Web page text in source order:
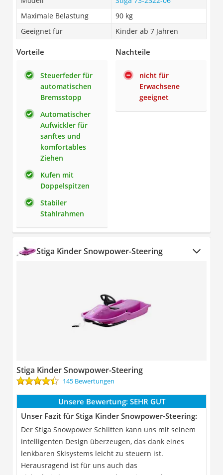
Maximale Belastung
90 kg
Geeignet für
Kinder ab 7 Jahren
Vorteile
Steuerfeder für
automatischen
Bremsstopp
Automatischer
Aufwickler für
sanftes und
komfortables
Ziehen
Kufen mit
Doppelspitzen
Stabiler
Stahlrahmen
Nachteile
nicht für
Erwachsene
geeignet
Stiga Kinder Snowpower-Steering
Stiga Kinder Snowpower-Steering
145 Bewertungen
Unsere Bewertung: SEHR GUT
Unser Fazit für Stiga Kinder Snowpower-Steering:
Der Stiga Snowpower Schlitten kann uns mit seinem
intelligenten Design überzeugen, das dank eines
lenkbaren Skisystems leicht zu steuern ist.
Herausragend ist für uns auch das